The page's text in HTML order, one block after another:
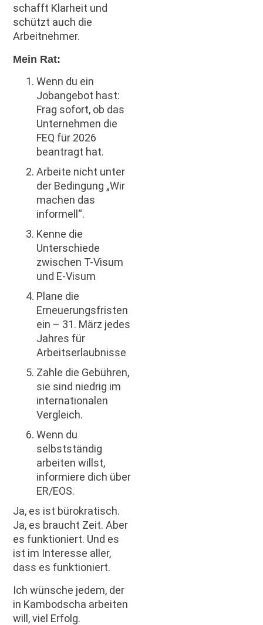
schafft Klarheit und
schützt auch die
Arbeitnehmer.
Mein Rat:
Wenn du ein
Jobangebot hast:
Frag sofort, ob das
Unternehmen die
FEQ für 2026
beantragt hat.
Arbeite nicht unter
der Bedingung „Wir
machen das
informell“.
Kenne die
Unterschiede
zwischen T-Visum
und E-Visum
Plane die
Erneuerungsfristen
ein – 31. März jedes
Jahres für
Arbeitserlaubnisse
Zahle die Gebühren,
sie sind niedrig im
internationalen
Vergleich.
Wenn du
selbstständig
arbeiten willst,
informiere dich über
ER/EOS.
Ja, es ist bürokratisch.
Ja, es braucht Zeit. Aber
es funktioniert. Und es
ist im Interesse aller,
dass es funktioniert.
Ich wünsche jedem, der
in Kambodscha arbeiten
will, viel Erfolg.